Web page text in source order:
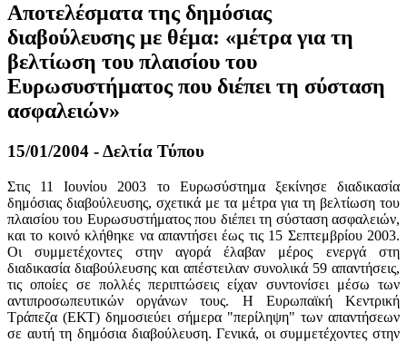
Αποτελέσματα της δημόσιας
διαβούλευσης με θέμα: «μέτρα για τη
βελτίωση του πλαισίου του
Ευρωσυστήματος που διέπει τη σύσταση
ασφαλειών»
15/01/2004 - Δελτία Τύπου
Στις 11 Ιουνίου 2003 το Ευρωσύστημα ξεκίνησε διαδικασία
δημόσιας διαβούλευσης, σχετικά με τα μέτρα για τη βελτίωση του
πλαισίου του Ευρωσυστήματος που διέπει τη σύσταση ασφαλειών,
και το κοινό κλήθηκε να απαντήσει έως τις 15 Σεπτεμβρίου 2003.
Οι συμμετέχοντες στην αγορά έλαβαν μέρος ενεργά στη
διαδικασία διαβούλευσης και απέστειλαν συνολικά 59 απαντήσεις,
τις οποίες σε πολλές περιπτώσεις είχαν συντονίσει μέσω των
αντιπροσωπευτικών οργάνων τους. Η Ευρωπαϊκή Κεντρική
Τράπεζα (ΕΚΤ) δημοσιεύει σήμερα "περίληψη" των απαντήσεων
σε αυτή τη δημόσια διαβούλευση. Γενικά, οι συμμετέχοντες στην